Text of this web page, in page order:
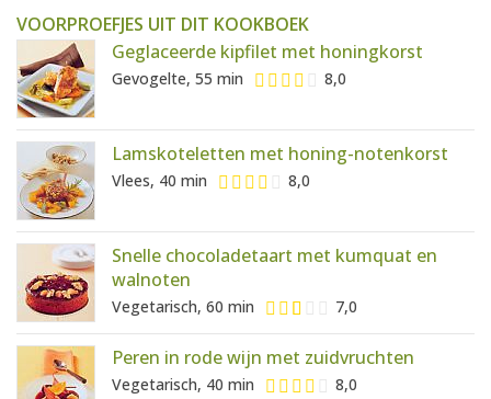
VOORPROEFJES UIT DIT KOOKBOEK
Geglaceerde kipfilet met honingkorst
Gevogelte, 55 min 8,0
Lamskoteletten met honing-notenkorst
Vlees, 40 min 8,0
Snelle chocoladetaart met kumquat en
walnoten
Vegetarisch, 60 min 7,0
Peren in rode wijn met zuidvruchten
Vegetarisch, 40 min 8,0